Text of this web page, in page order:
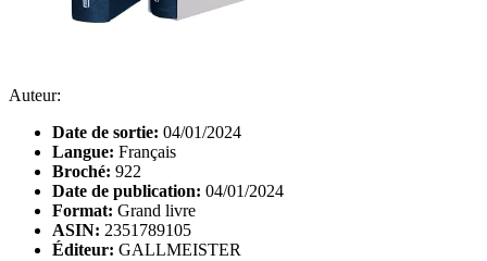
Auteur:
Date de sortie: 04/01/2024
Langue: Français
Broché: 922
Date de publication: 04/01/2024
Format: Grand livre
ASIN: 2351789105
Éditeur: GALLMEISTER